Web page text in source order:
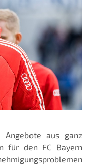
aus ganz
für den FC Bayern